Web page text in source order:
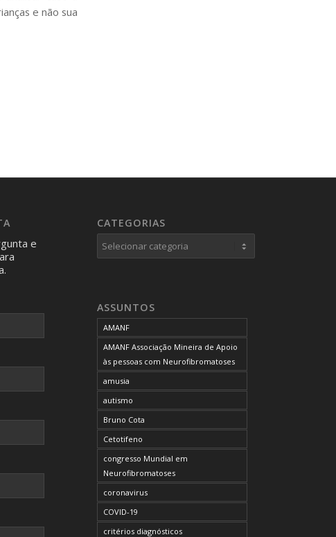
e não sua
e
CATEGORIAS
Categorias
ASSUNTOS
AMANF
AMANF Associação Mineira de Apoio
às pessoas com Neurofibromatoses
amusia
autismo
Bruno Cota
Cetotifeno
congresso Mundial em
Neurofibromatoses
coronavirus
COVID-19
critérios diagnósticos